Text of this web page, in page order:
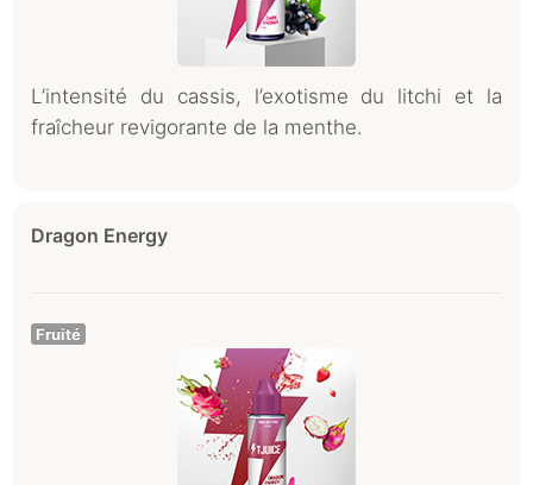
L’intensité du cassis, l’exotisme du litchi et la
fraîcheur revigorante de la menthe.
Dragon Energy
Fruité